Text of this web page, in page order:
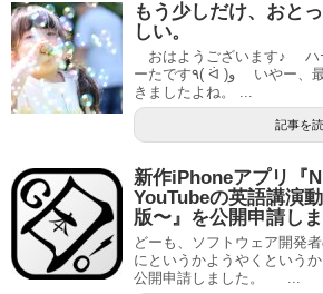
もう少しだけ、おと
しい。
おはようございます♪ ハ
ーたです٩( ᐛ )و いやー、最近ちょっと寒くなって
きましたよね。 ...
記事を
新作iPhoneアプリ『
YouTubeの英語講演
版〜』を公開申請しま
どーも、ソフトウェア開発
にというかようやくという
公開申請しました。 ...